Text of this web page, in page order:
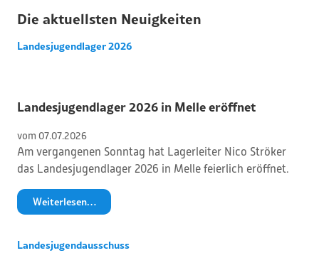
Die aktuellsten Neuigkeiten
Landesjugendlager 2026
Landesjugendlager 2026 in Melle eröffnet
vom 07.07.2026
Am vergangenen Sonntag hat Lagerleiter Nico Ströker
das Landesjugendlager 2026 in Melle feierlich eröffnet.
Weiterlesen…
Landesjugendausschuss